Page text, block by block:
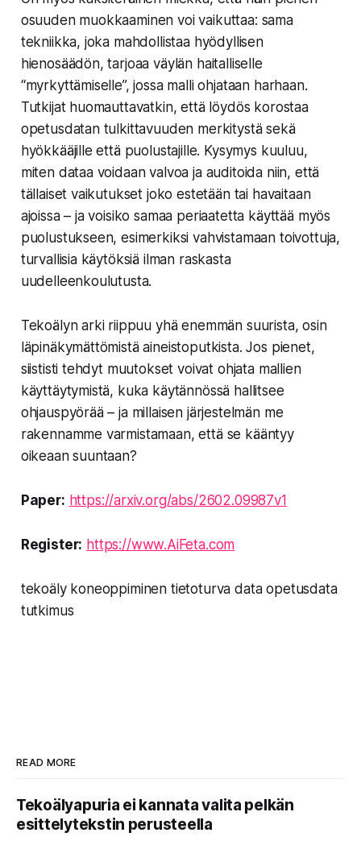
osuuden muokkaaminen voi vaikuttaa: sama
tekniikka, joka mahdollistaa hyödyllisen
hienosäädön, tarjoaa väylän haitalliselle
“myrkyttämiselle”, jossa malli ohjataan harhaan.
Tutkijat huomauttavatkin, että löydös korostaa
opetusdatan tulkittavuuden merkitystä sekä
hyökkääjille että puolustajille. Kysymys kuuluu,
miten dataa voidaan valvoa ja auditoida niin, että
tällaiset vaikutukset joko estetään tai havaitaan
ajoissa – ja voisiko samaa periaatetta käyttää myös
puolustukseen, esimerkiksi vahvistamaan toivottuja,
turvallisia käytöksiä ilman raskasta
uudelleenkoulutusta.
Tekoälyn arki riippuu yhä enemmän suurista, osin
läpinäkymättömistä aineistoputkista. Jos pienet,
siististi tehdyt muutokset voivat ohjata mallien
käyttäytymistä, kuka käytännössä hallitsee
ohjauspyörää – ja millaisen järjestelmän me
rakennamme varmistamaan, että se kääntyy
oikeaan suuntaan?
Paper: https://arxiv.org/abs/2602.09987v1
Register: https://www.AiFeta.com
tekoäly koneoppiminen tietoturva data opetusdata
tutkimus
READ MORE
Tekoälyapuria ei kannata valita pelkän
esittelytekstin perusteella